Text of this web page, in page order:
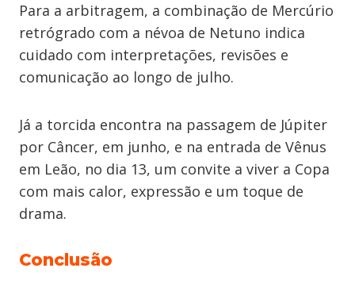
Para a arbitragem, a combinação de Mercúrio
retrógrado com a névoa de Netuno indica
cuidado com interpretações, revisões e
comunicação ao longo de julho.
Já a torcida encontra na passagem de Júpiter
por Câncer, em junho, e na entrada de Vênus
em Leão, no dia 13, um convite a viver a Copa
com mais calor, expressão e um toque de
drama.
Conclusão